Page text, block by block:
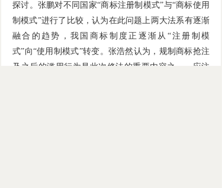
探讨。张鹏对不同国家“商标注册制模式”与“商标使用
制模式”进行了比较，认为在此问题上两大法系有逐渐
融合的趋势，我国商标制度正逐渐从“注册制模
式”向“使用制模式”转变。张浩然认为，规制商标抢注
及之后的滥用行为是此次修法的重要内容之一，应注